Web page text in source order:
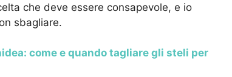
che deve essere consapevole, e io
sbagliare.
come e quando tagliare gli steli per